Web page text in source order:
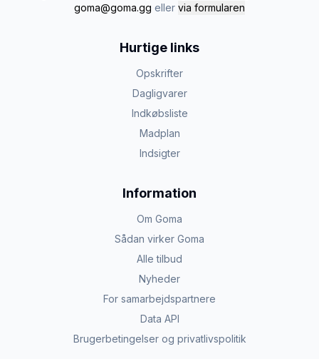
goma@goma.gg eller via formularen
Hurtige links
Opskrifter
Dagligvarer
Indkøbsliste
Madplan
Indsigter
Information
Om Goma
Sådan virker Goma
Alle tilbud
Nyheder
For samarbejdspartnere
Data API
Brugerbetingelser og privatlivspolitik